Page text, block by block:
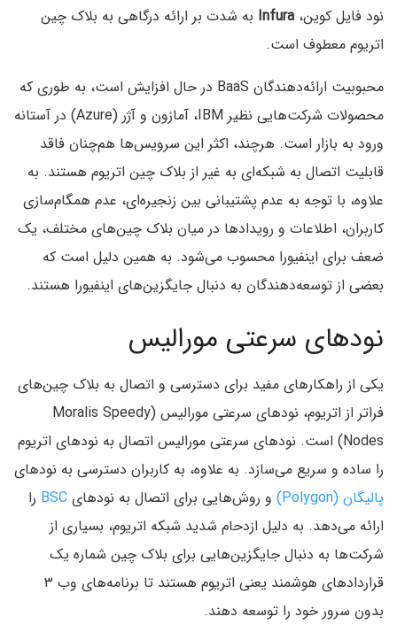
نود فایل کوین، Infura به شدت بر ارائه درگاهی به بلاک چین
اتریوم معطوف است.
محبوبیت ارائه‌دهندگان BaaS در حال افزایش است، به طوری که
محصولات شرکت‌هایی نظیر IBM، آمازون و آژر (Azure) در آستانه
ورود به بازار است. هرچند، اکثر این سرویس‌ها هم‌چنان فاقد
قابلیت اتصال به شبکه‌ای به غیر از بلاک چین اتریوم هستند. به
علاوه، با توجه به عدم پشتیبانی بین زنجیره‌ای، عدم همگام‌سازی
کاربران، اطلاعات و رویدادها در میان بلاک چین‌های مختلف، یک
ضعف برای اینفیورا محسوب می‌شود. به همین دلیل است که
بعضی از توسعه‌دهندگان به دنبال جایگزین‌های اینفیورا هستند.
نودهای سرعتی مورالیس
یکی از راهکارهای مفید برای دسترسی و اتصال به بلاک چین‌های
فراتر از اتریوم، نودهای سرعتی مورالیس (Moralis Speedy
Nodes) است. نودهای سرعتی مورالیس اتصال به نودهای اتریوم
را ساده و سریع می‌سازد. به علاوه، به کاربران دسترسی به نودهای
پالیگان (Polygon)
و روش‌هایی برای اتصال به نودهای BSC را
ارائه می‌دهد. به دلیل ازدحام شدید شبکه اتریوم، بسیاری از
شرکت‌ها به دنبال جایگزین‌هایی برای بلاک چین شماره یک
قراردادهای هوشمند یعنی اتریوم هستند تا برنامه‌های وب ۳
بدون سرور خود را توسعه دهند.